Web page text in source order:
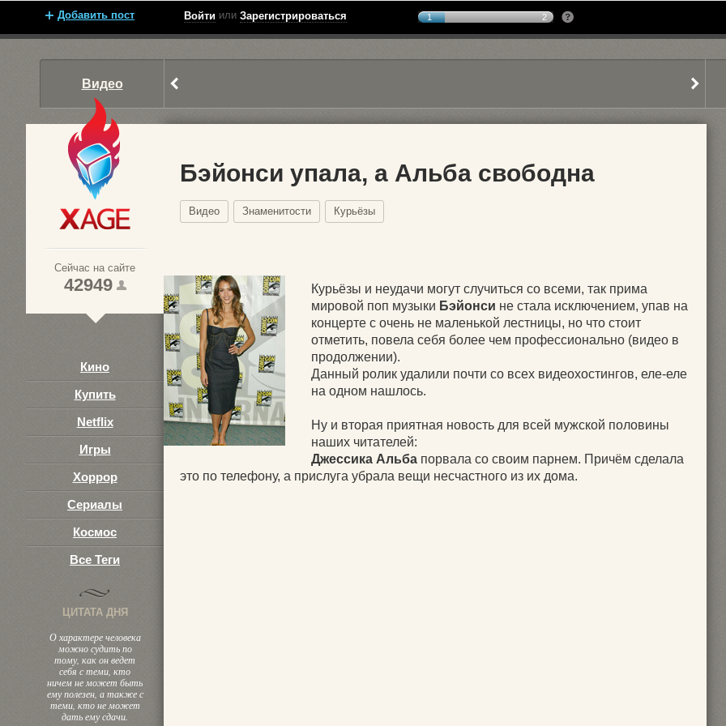
Добавить пост Войти или Зарегистрироваться 1 2
Видео
Сейчас на сайте
42949
Кино
Купить
Netflix
Игры
Хоррор
Сериалы
Космос
Все Теги
ЦИТАТА ДНЯ
О характере человека
можно судить по
тому, как он ведет
себя с теми, кто
ничем не может быть
ему полезен, а также с
теми, кто не может
дать ему сдачи.
Бэйонси упала, а Альба свободна
Видео Знаменитости Курьёзы
Курьёзы и неудачи могут случиться со всеми, так прима
мировой поп музыки Бэйонси не стала исключением, упав на
концерте с очень не маленькой лестницы, но что стоит
отметить, повела себя более чем профессионально (видео в
продолжении).
Данный ролик удалили почти со всех видеохостингов, еле-еле
на одном нашлось.
Ну и вторая приятная новость для всей мужской половины
наших читателей:
Джессика Альба порвала со своим парнем. Причём сделала
это по телефону, а прислуга убрала вещи несчастного из их дома.